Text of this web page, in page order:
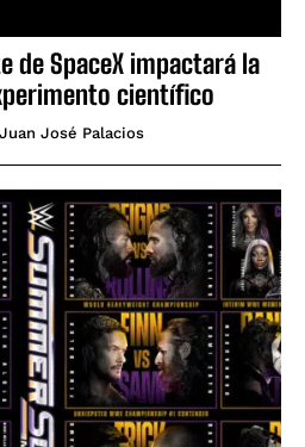
de SpaceX impactará la
científico
Juan José Palacios